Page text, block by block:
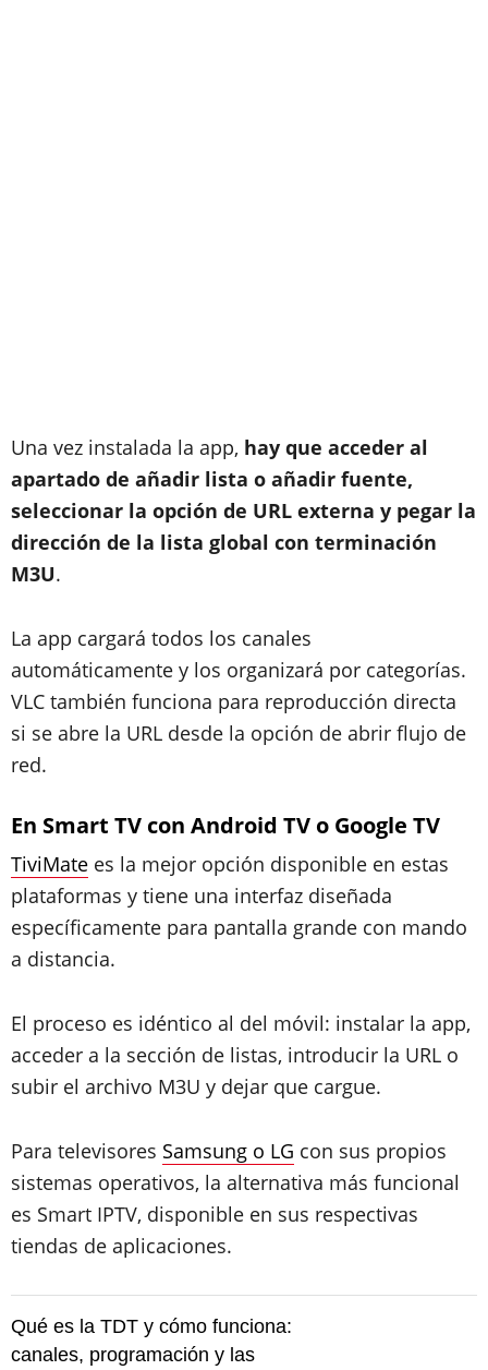
Una vez instalada la app, hay que acceder al
apartado de añadir lista o añadir fuente,
seleccionar la opción de URL externa y pegar la
dirección de la lista global con terminación
M3U.
La app cargará todos los canales
automáticamente y los organizará por categorías.
VLC también funciona para reproducción directa
si se abre la URL desde la opción de abrir flujo de
red.
En Smart TV con Android TV o Google TV
TiviMate es la mejor opción disponible en estas
plataformas y tiene una interfaz diseñada
específicamente para pantalla grande con mando
a distancia.
El proceso es idéntico al del móvil: instalar la app,
acceder a la sección de listas, introducir la URL o
subir el archivo M3U y dejar que cargue.
Para televisores Samsung o LG con sus propios
sistemas operativos, la alternativa más funcional
es Smart IPTV, disponible en sus respectivas
tiendas de aplicaciones.
Qué es la TDT y cómo funciona:
canales, programación y las